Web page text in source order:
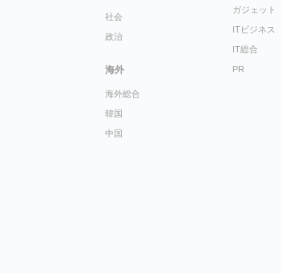
社会
政治
海外
海外総合
韓国
中国
ガジェット
ITビジネス
IT総合
PR